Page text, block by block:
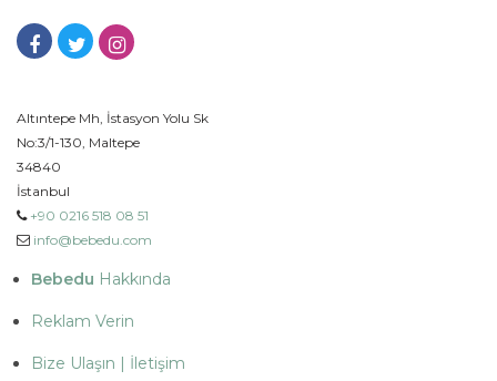
Altıntepe Mh, İstasyon Yolu Sk
No:3/1-130, Maltepe
34840
İstanbul
+90 0216 518 08 51
info@bebedu.com
Bebedu Hakkında
Reklam Verin
Bize Ulaşın | İletişim